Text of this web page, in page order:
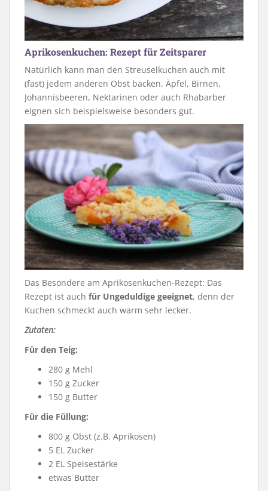
Aprikosenkuchen: Rezept für Zeitsparer
Natürlich kann man den Streuselkuchen auch mit
(fast) jedem anderen Obst backen. Äpfel, Birnen,
Johannisbeeren, Nektarinen oder auch Rhabarber
eignen sich beispielsweise besonders gut.
Das Besondere am Aprikosenkuchen-Rezept: Das
Rezept ist auch für Ungeduldige geeignet, denn der
Kuchen schmeckt auch warm sehr lecker.
Zutaten:
Für den Teig:
280 g Mehl
150 g Zucker
150 g Butter
Für die Füllung:
800 g Obst (z.B. Aprikosen)
5 EL Zucker
2 EL Speisestärke
etwas Butter